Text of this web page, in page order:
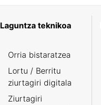
Laguntza teknikoa
Orria bistaratzea
Lortu / Berritu
ziurtagiri digitala
Ziurtagiri